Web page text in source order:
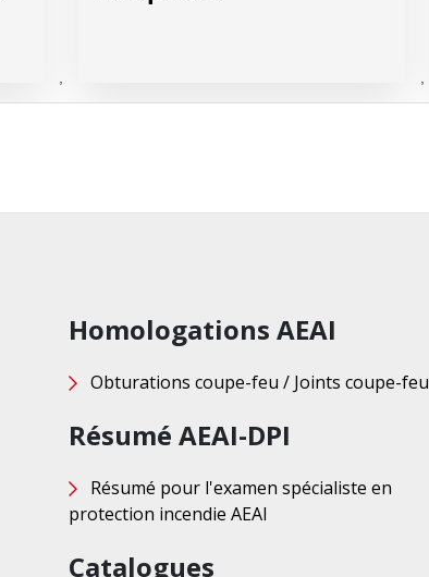
Homologations AEAI
Obturations coupe-feu / Joints coupe-feu
Résumé AEAI-DPI
Résumé pour l'examen spécialiste en
protection incendie AEAI
Catalogues